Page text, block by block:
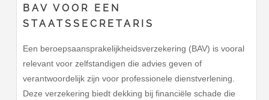
BAV VOOR EEN
STAATSSECRETARIS
Een beroepsaansprakelijkheidsverzekering (BAV) is vooral
relevant voor zelfstandigen die advies geven of
verantwoordelijk zijn voor professionele dienstverlening.
Deze verzekering biedt dekking bij financiële schade die